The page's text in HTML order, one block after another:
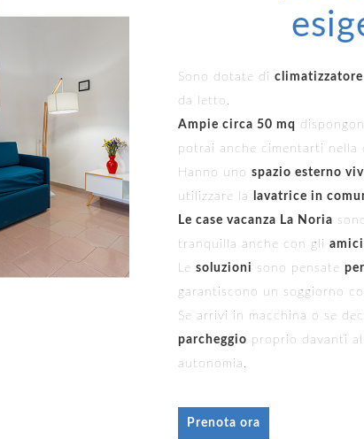
Sono dotate di
da letto.
Ampie circa 50 mq
potrai anche cimentarti nella
Hanno uno spazio esterno
utilizzare la
lavatrice in
Le case vacanza La Noria
tranquilla anche con gli
Le soluzioni sono pensate
garantiscono un soggiorno
Se arrivi in macchina o se
parcheggio proprio davanti
autonomia.
Prenota ora